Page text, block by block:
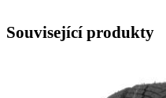
Související produkty